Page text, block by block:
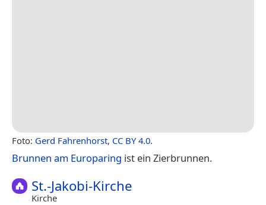
Foto: Gerd Fahrenhorst, CC BY 4.0.
Brunnen am Europaring ist ein Zierbrunnen.
St.-Jakobi-Kirche
Kirche